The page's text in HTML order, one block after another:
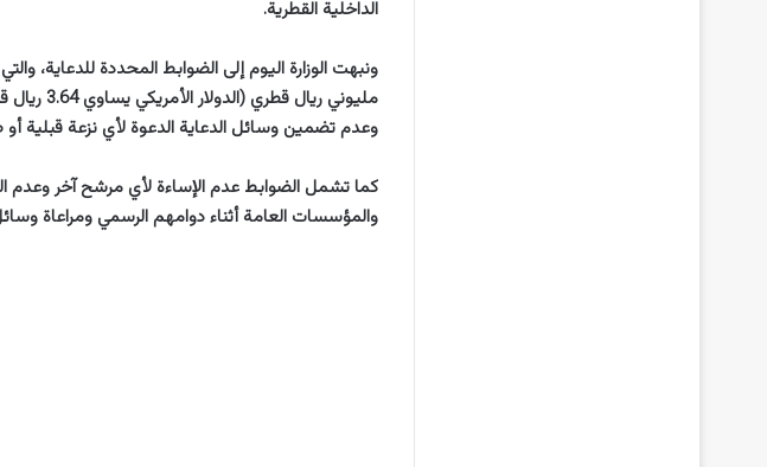
الداخلية القطرية.
ونبهت الوزارة اليوم إلى الضوابط المحددة للدعاية،
مليوني
وعدم تضمين وسائل الدعاية الدعوة لأي نزعة قبلية أو
كما تشمل الضوابط عدم الإساءة لأي مرشح آخر وعدم
والمؤسسات العامة أثناء دوامهم الرسمي ومراعاة